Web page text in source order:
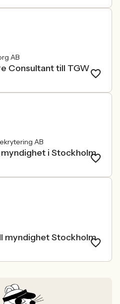
AB
Consultant till TGW
AB
i Stockholm
myndighet Stockholm